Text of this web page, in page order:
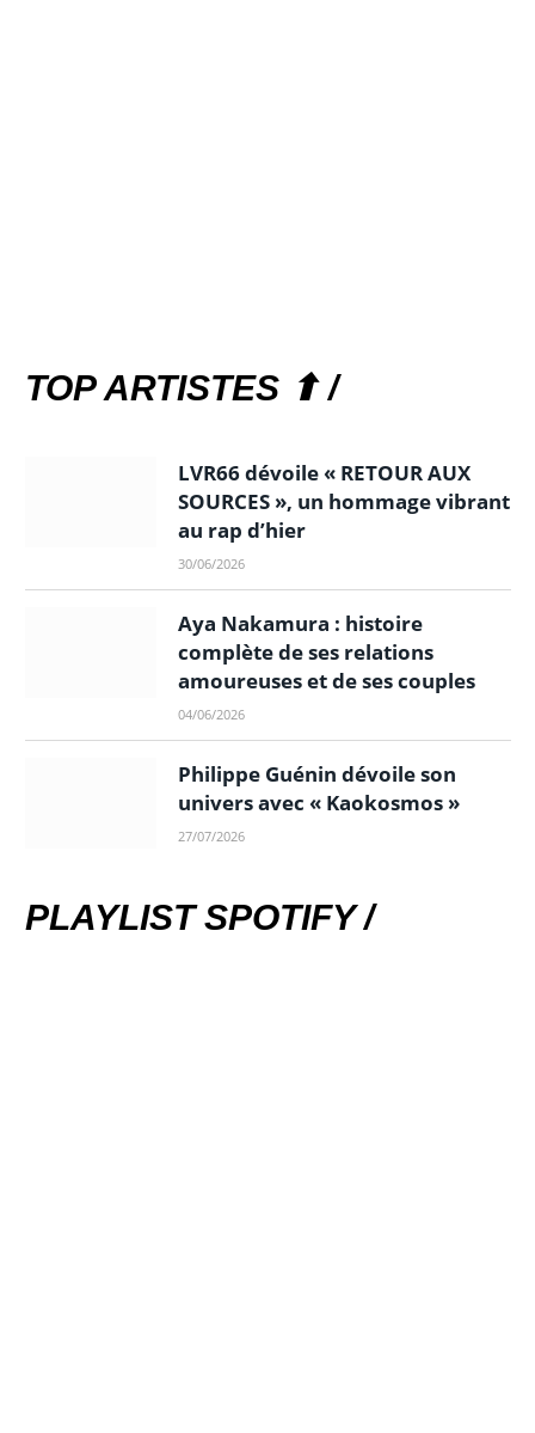
TOP ARTISTES ⬆ /
LVR66 dévoile « RETOUR AUX
SOURCES », un hommage vibrant
au rap d’hier
30/06/2026
Aya Nakamura : histoire
complète de ses relations
amoureuses et de ses couples
04/06/2026
Philippe Guénin dévoile son
univers avec « Kaokosmos »
27/07/2026
PLAYLIST SPOTIFY /